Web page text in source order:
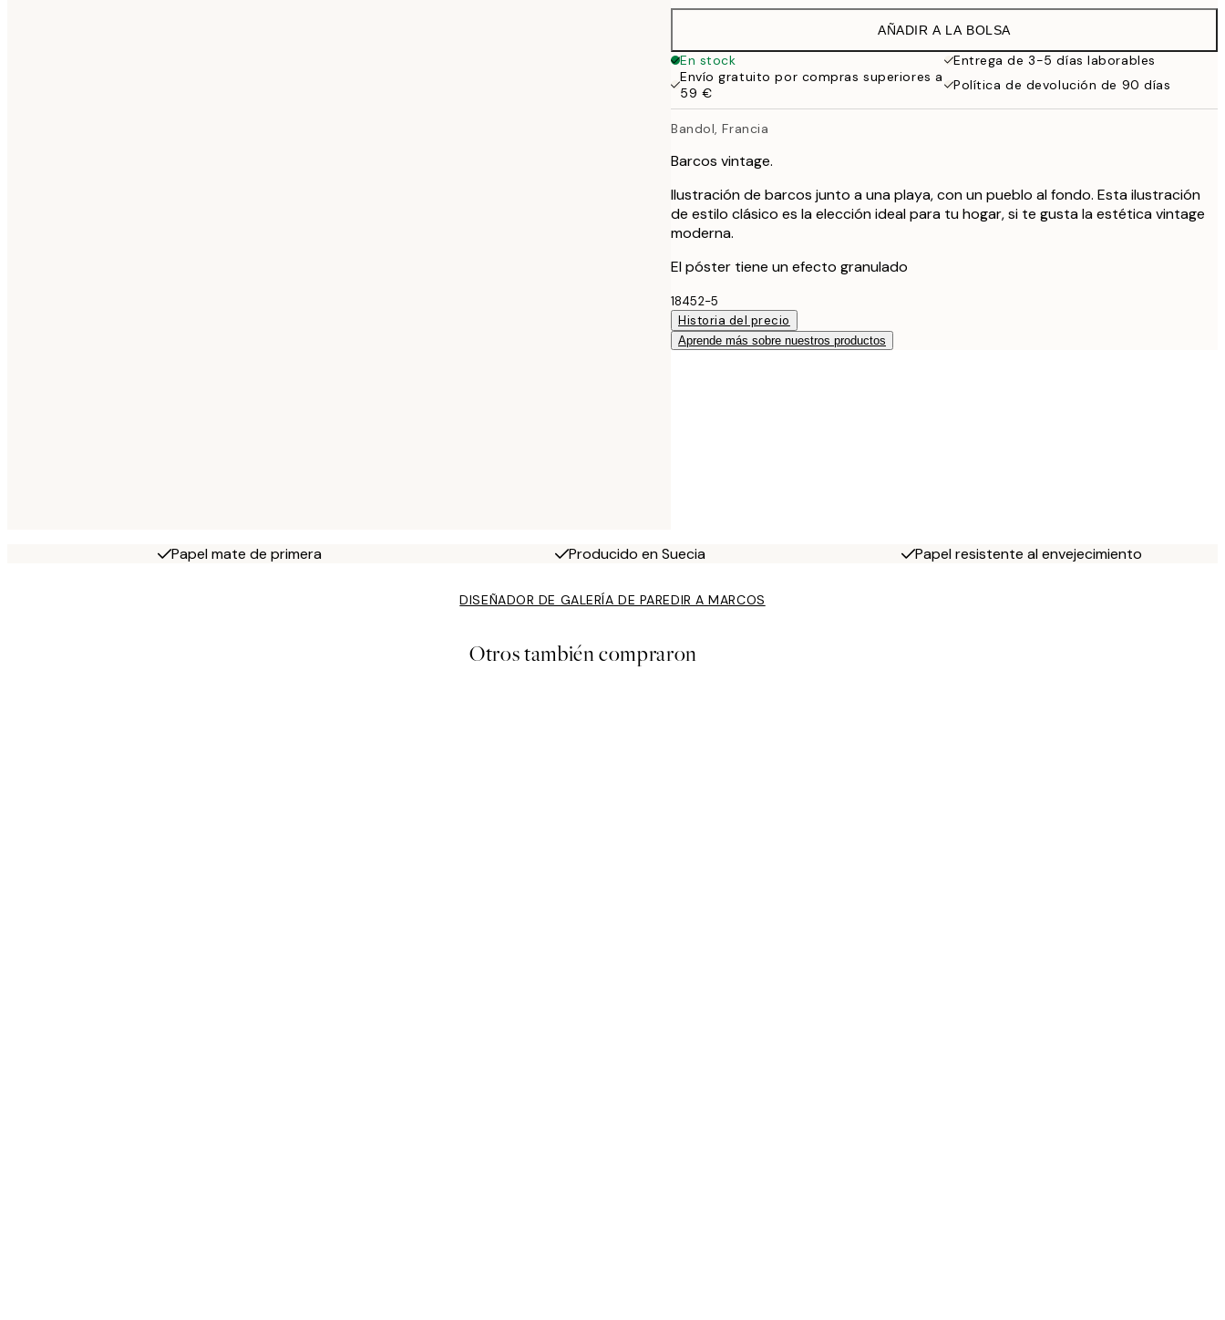
32,45 €
AÑADIR A LA BOLSA
En stock
Entrega de 3-5 días laborables
Envío gratuito por compras superiores a
59 €
Política de devolución de 90 días
Bandol, Francia
Barcos vintage.
Ilustración de barcos junto a una playa, con un pueblo al fondo. Esta ilustración
de estilo clásico es la elección ideal para tu hogar, si te gusta la estética vintage
moderna.
El póster tiene un efecto granulado
18452-5
Historia del precio
Aprende más sobre nuestros productos
Papel mate de primera Producido en Suecia Papel resistente al envejecimiento
DISEÑADOR DE GALERÍA DE PAREDIR A MARCOS
Otros también compraron